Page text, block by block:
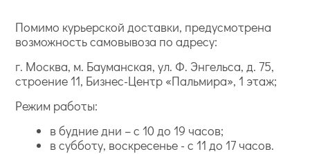
Помимо курьерской доставки, предусмотрена
возможность самовывоза по адресу:
г. Москва, м. Бауманская, ул. Ф. Энгельса, д. 75,
строение 11, Бизнес-Центр «Пальмира», 1 этаж;
Режим работы:
в будние дни – с 10 до 19 часов;
в субботу, воскресенье - с 11 до 17 часов.